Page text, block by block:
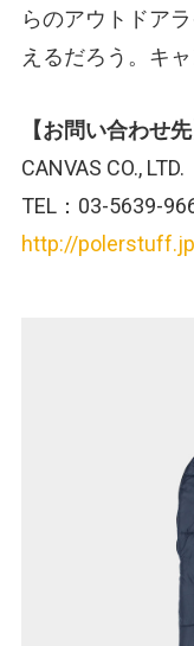
らのアウトドア
えるだろう。キ
【お問い合わせ先
CANVAS CO., LTD.
TEL：03-5639-
http://